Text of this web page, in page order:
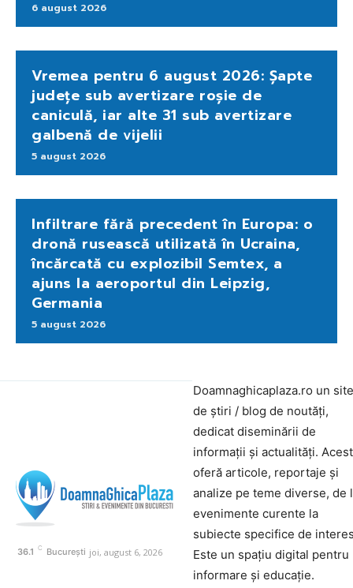
6 august 2026
Vremea pentru 6 august 2026: Șapte
județe sub avertizare roșie de
caniculă, iar alte 31 sub avertizare
galbenă de vijelii
5 august 2026
Infiltrare fără precedent în Europa: o
dronă rusească utilizată în Ucraina,
încărcată cu explozibil Semtex, a
ajuns la aeroportul din Leipzig,
Germania
5 august 2026
36.1 C București joi, august 6, 2026
Doamnaghicaplaza.ro un site
de știri / blog de noutăți,
dedicat diseminării de
informații și actualități.
oferă articole, reportaje și
analize pe teme diverse, de
evenimente curente la
subiecte specifice de
Este un spațiu digital pentru
informare și educație.